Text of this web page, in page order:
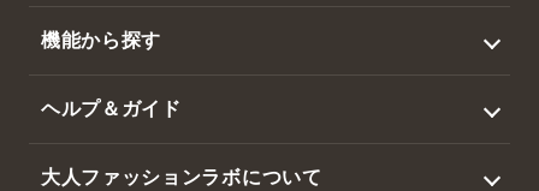
ジャケット
スラックス・パンツ
ゴルフ
機能から探す
吸水速乾・接触冷感
ヘルプ＆ガイド
大人ファッションラボについて